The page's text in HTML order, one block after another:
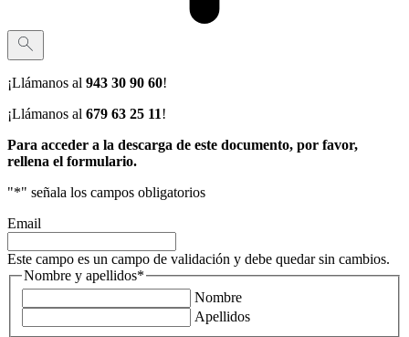
¡Llámanos al 943 30 90 60!
¡Llámanos al 679 63 25 11!
Para acceder a la descarga de este documento, por favor,
rellena el formulario.
"*" señala los campos obligatorios
Email
Este campo es un campo de validación y debe quedar sin cambios.
Nombre y apellidos*
Nombre
Apellidos